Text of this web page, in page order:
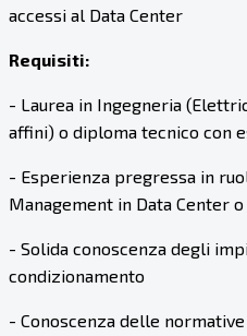
accessi al Data Center
Requisiti:
- Laurea in Ingegneria
affini) o diploma tecnico con
- Esperienza pregressa in
Management in Data Center
- Solida conoscenza degli
condizionamento
- Conoscenza delle